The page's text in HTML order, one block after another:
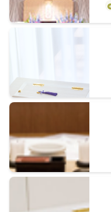
釧路駅
苫小牧駅
長都駅
恵み野駅